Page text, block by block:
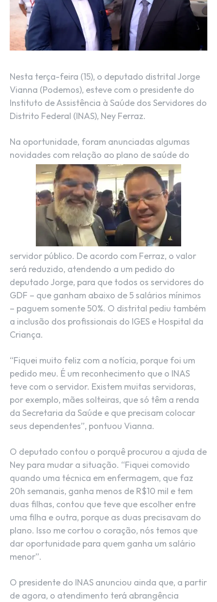
Nesta terça-feira (15), o deputado distrital Jorge
Vianna (Podemos), esteve com o presidente do
Instituto de Assistência à Saúde dos Servidores do
Distrito Federal (INAS), Ney Ferraz.
Na oportunidade, foram anunciadas algumas
novidades com relação ao plano de saúde do
servidor público. De acordo com Ferraz, o valor
será reduzido, atendendo a um pedido do
deputado Jorge, para que todos os servidores do
GDF – que ganham abaixo de 5 salários mínimos
– paguem somente 50%. O distrital pediu também
a inclusão dos profissionais do IGES e Hospital da
Criança.
“Fiquei muito feliz com a notícia, porque foi um
pedido meu. É um reconhecimento que o INAS
teve com o servidor. Existem muitas servidoras,
por exemplo, mães solteiras, que só têm a renda
da Secretaria da Saúde e que precisam colocar
seus dependentes”, pontuou Vianna.
O deputado contou o porquê procurou a ajuda de
Ney para mudar a situação. “Fiquei comovido
quando uma técnica em enfermagem, que faz
20h semanais, ganha menos de R$10 mil e tem
duas filhas, contou que teve que escolher entre
uma filha e outra, porque as duas precisavam do
plano. Isso me cortou o coração, nós temos que
dar oportunidade para quem ganha um salário
menor”.
O presidente do INAS anunciou ainda que, a partir
de agora, o atendimento terá abrangência